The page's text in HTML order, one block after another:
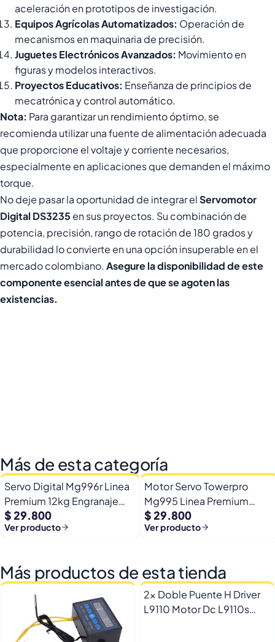
aceleración en prototipos de investigación.
Equipos Agrícolas Automatizados: Operación de
mecanismos en maquinaria de precisión.
Juguetes Electrónicos Avanzados: Movimiento en
figuras y modelos interactivos.
Proyectos Educativos: Enseñanza de principios de
mecatrónica y control automático.
Nota: Para garantizar un rendimiento óptimo, se
recomienda utilizar una fuente de alimentación adecuada
que proporcione el voltaje y corriente necesarios,
especialmente en aplicaciones que demanden el máximo
torque.
No deje pasar la oportunidad de integrar elServomotor
Digital DS3235 en sus proyectos. Su combinación de
potencia, precisión, rango de rotación de 180 grados y
durabilidad lo convierte en una opción insuperable en el
mercado colombiano. Asegure la disponibilidad de este
componente esencial antes de que se agoten las
existencias.
Más de esta categoría
Servo Digital Mg996r Linea
Premium 12kg Engranaje
Metalicos
$ 29.800
Ver producto
Motor Servo Towerpro
Mg995 Linea Premium
Engranaje Metalicos
$ 29.800
Ver producto
Más productos de esta tienda
2x Doble Puente H Driver
L9110 Motor Dc L9110s